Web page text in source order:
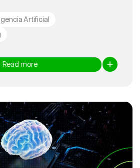
Artificial
Read more